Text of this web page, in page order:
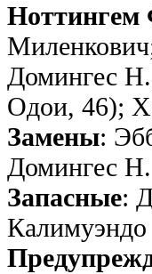
Ноттингем
Домингес
Одои, 46);
Замены:
Домингес
Запасные:
Калимуэндо